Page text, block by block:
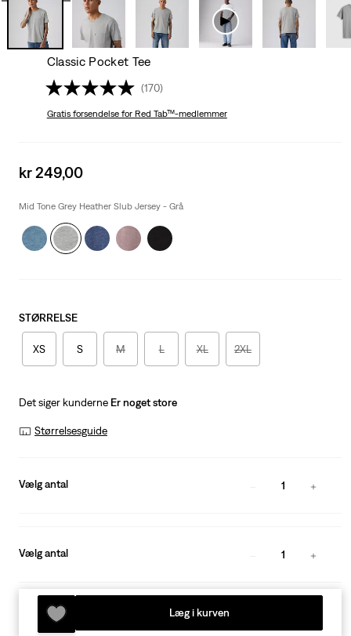
Classic Pocket Tee
(170)
Gratis forsendelsefor Red Tab™-medlemmer
Sale
is
kr 249,00
Mid Tone Grey Heather Slub Jersey - Grå
STØRRELSE
XS S M L XL 2XL
Det siger kunderne Er noget store
Størrelsesguide
Vælg antal 1
Vælg antal 1
Læg i kurven